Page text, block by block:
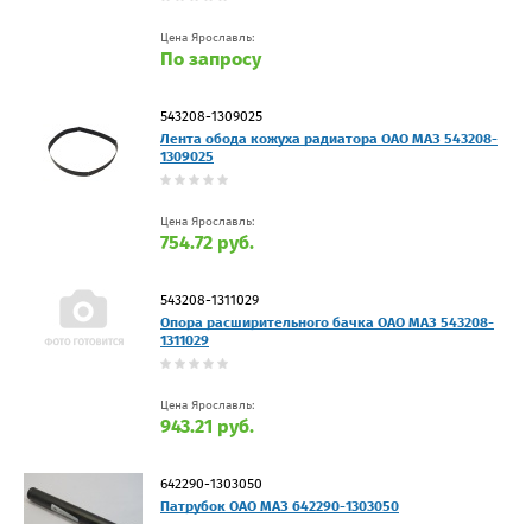
Цена Ярославль:
По запросу
543208-1309025
Лента обода кожуха радиатора ОАО МАЗ 543208-
1309025
Цена Ярославль:
754.72 руб.
543208-1311029
Опора расширительного бачка ОАО МАЗ 543208-
1311029
Цена Ярославль:
943.21 руб.
642290-1303050
Патрубок ОАО МАЗ 642290-1303050